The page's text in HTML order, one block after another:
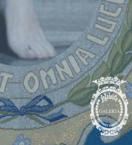
GALERIA